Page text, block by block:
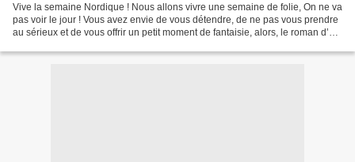
Vive la semaine Nordique ! Nous allons vivre une semaine de folie, On ne va
pas voir le jour ! Vous avez envie de vous détendre, de ne pas vous prendre
au sérieux et de vous offrir un petit moment de fantaisie, alors, le roman d’